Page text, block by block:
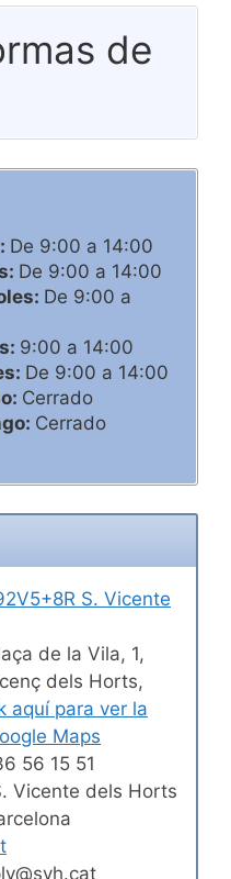
de
De 9:00 a 14:00
De 9:00 a 14:00
De 9:00 a
9:00 a 14:00
De 9:00 a 14:00
Cerrado
Cerrado
S. Vicente
de la Vila, 1,
dels Horts,
aquí para ver la
Maps
56 15 51
Vicente dels Horts